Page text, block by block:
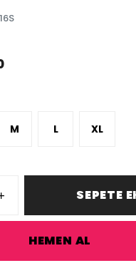
M L XL
SEPETE
HEMEN AL